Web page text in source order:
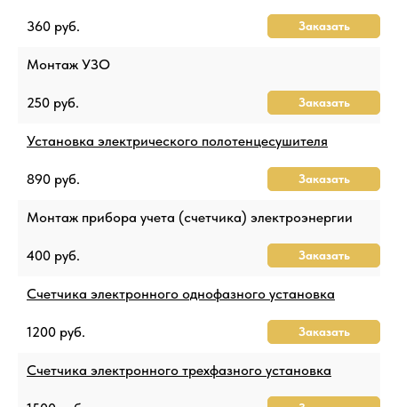
360 руб. Заказать
Монтаж УЗО
250 руб. Заказать
Установка электрического полотенцесушителя
890 руб. Заказать
Монтаж прибора учета (счетчика) электроэнергии
400 руб. Заказать
Счетчика электронного однофазного установка
1200 руб. Заказать
Счетчика электронного трехфазного установка